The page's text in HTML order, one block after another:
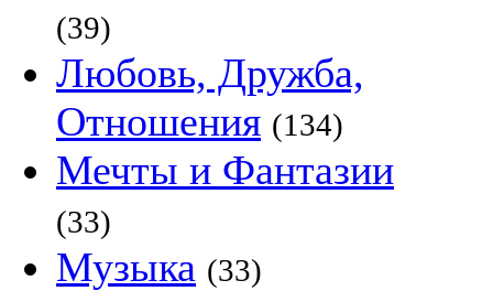
(39)
Любовь, Дружба,
Отношения (134)
Мечты и Фантазии
(33)
Музыка (33)